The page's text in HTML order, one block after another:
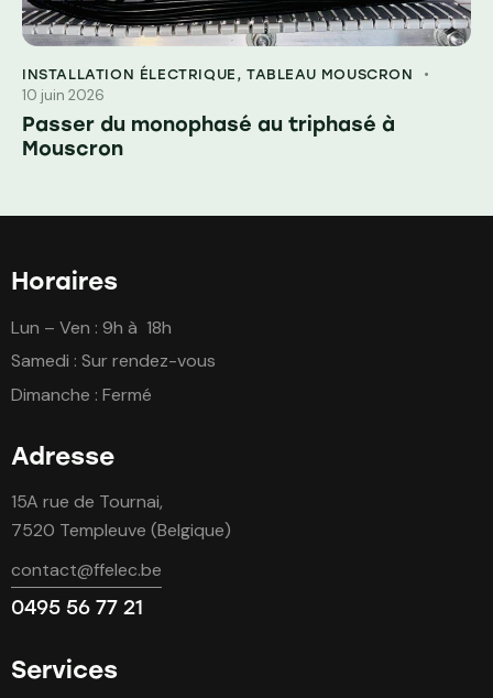
INSTALLATION ÉLECTRIQUE ,TABLEAU MOUSCRON
10 juin 2026
Passer du monophasé au triphasé à
Mouscron
Horaires
Lun – Ven : 9h à 18h
Samedi : Sur rendez-vous
Dimanche : Fermé
Adresse
15A rue de Tournai,
7520 Templeuve (Belgique)
contact@ffelec.be
0495 56 77 21
Services